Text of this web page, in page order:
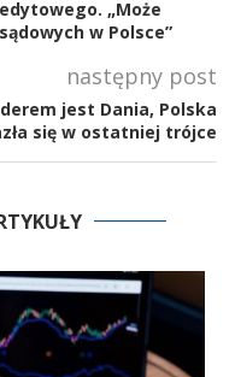
„Może
w Polsce”
następny post
jest Dania, Polska
się w ostatniej trójce